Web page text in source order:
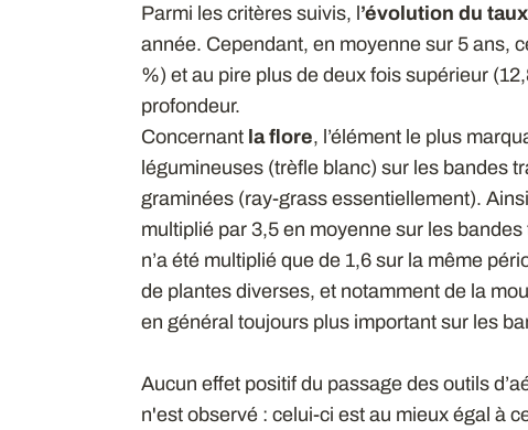
Parmi les critères suivis, l’évolution du
année. Cependant, en moyenne sur 5 ans,
%) et au pire plus de deux fois supérieur
profondeur.
Concernant la flore, l’élément le plus
légumineuses (trèfle blanc) sur les bandes
graminées (ray-grass essentiellement).
multiplié par 3,5 en moyenne sur les
n’a été multiplié que de 1,6 sur la même
de plantes diverses, et notamment de la
en général toujours plus important sur les
Aucun effet positif du passage des outils
n'est observé : celui-ci est au mieux égal à